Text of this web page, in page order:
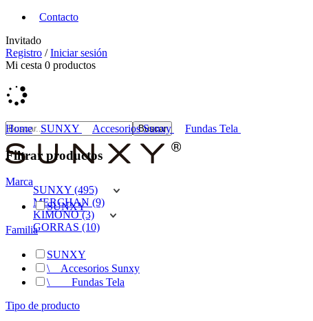
Contacto
Invitado
Registro /Iniciar sesión
Mi cesta 0 productos
SUNXY (495)
MERCHAN (9)
KIMONO (3)
GORRAS (10)
Home SUNXY Accesorios Sunxy Fundas Tela
Filtrar productos
Marca
SUNXY
Familia
SUNXY
\__ Accesorios Sunxy
\__
Fundas Tela
Tipo de producto